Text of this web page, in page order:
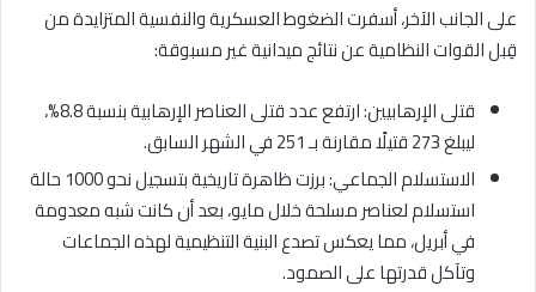
على الجانب الآخر، أسفرت الضغوط العسكرية والنفسية المتزايدة من
قِبل القوات النظامية عن نتائج ميدانية غير مسبوقة:
قتلى الإرهابيين: ارتفع عدد قتلى العناصر الإرهابية بنسبة 8.8%،
ليبلغ 273 قتيلًا مقارنة بـ 251 في الشهر السابق.
الاستسلام الجماعي: برزت ظاهرة تاريخية بتسجيل نحو 1000 حالة
استسلام لعناصر مسلحة خلال مايو، بعد أن كانت شبه معدومة
في أبريل، مما يعكس تصدع البنية التنظيمية لهذه الجماعات
وتآكل قدرتها على الصمود.